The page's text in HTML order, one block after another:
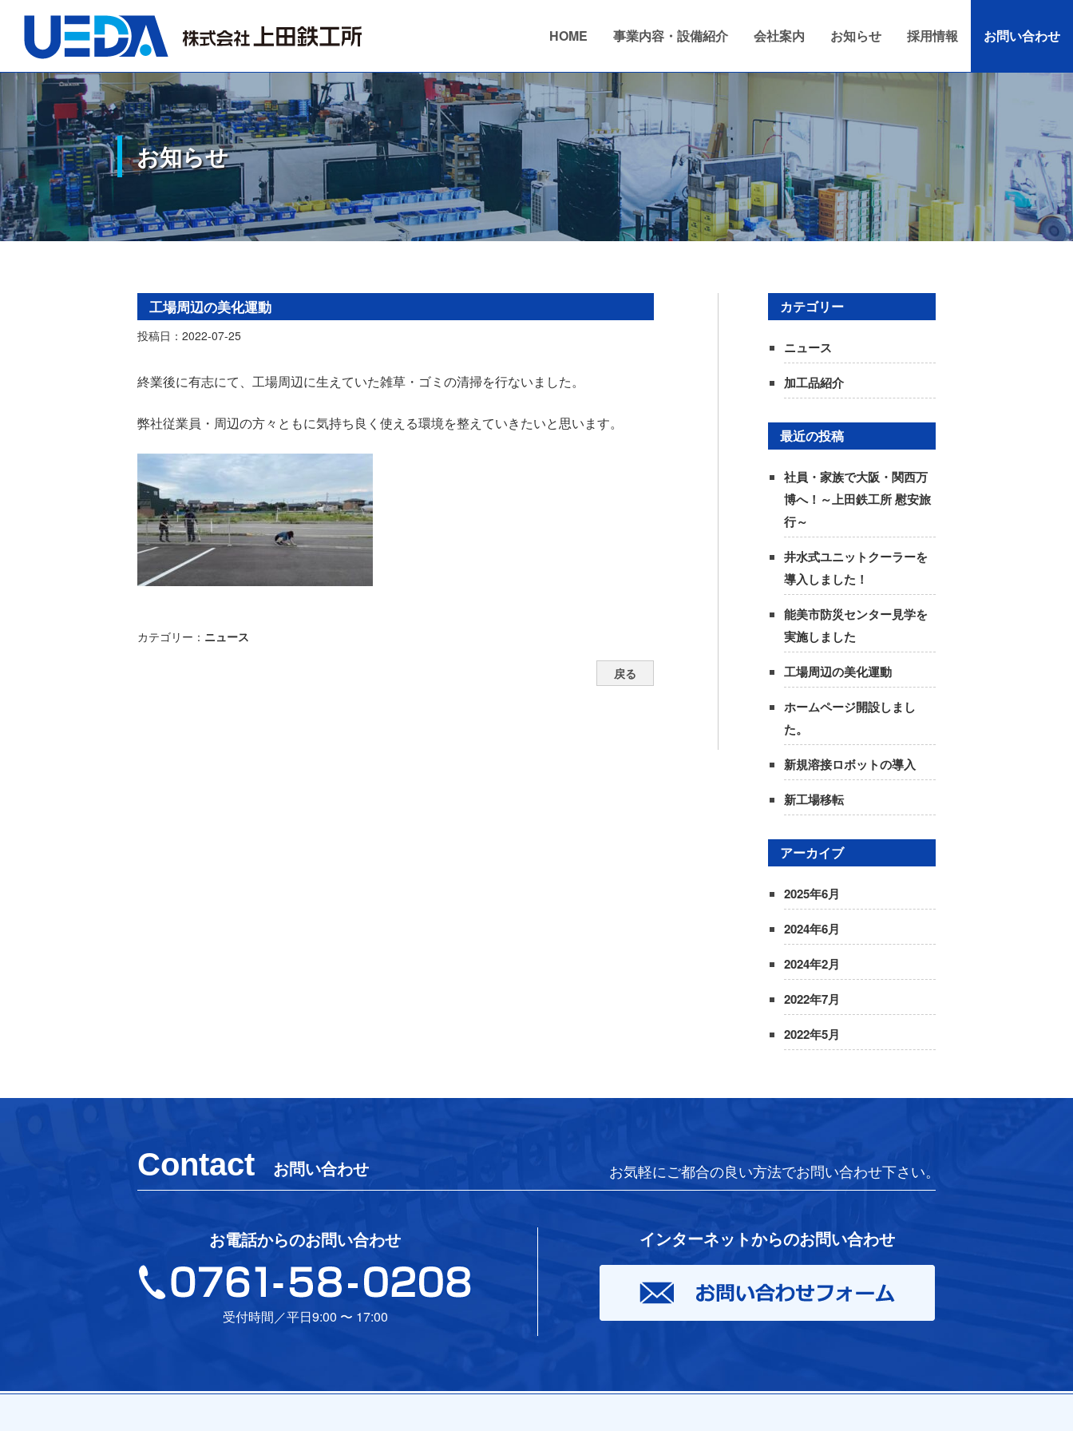
HOME 事業内容・設備紹介 会社案内 お知らせ 採用情報 お問い合わせ
お知らせ
工場周辺の美化運動
投稿日：2022-07-25
終業後に有志にて、工場周辺に生えていた雑草・ゴミの清掃を行ないました。
弊社従業員・周辺の方々ともに気持ち良く使える環境を整えていきたいと思います。
カテゴリー： ニュース
戻る
カテゴリー
ニュース
加工品紹介
最近の投稿
社員・家族で大阪・関西万
博へ！～上田鉄工所 慰安旅
行～
井水式ユニットクーラーを
導入しました！
能美市防災センター見学を
実施しました
工場周辺の美化運動
ホームページ開設しまし
た。
新規溶接ロボットの導入
新工場移転
アーカイブ
2025年6月
2024年6月
2024年2月
2022年7月
2022年5月
Contact お問い合わせ お気軽にご都合の良い方法でお問い合わせ下さい。
お電話からのお問い合わせ
受付時間／平日9:00 〜 17:00
インターネットからのお問い合わせ